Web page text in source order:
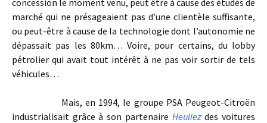
marché qui ne présageaient pas d’une clientèle suffisante,
ou peut-être à cause de la technologie dont l’autonomie ne
dépassait pas les 80km… Voire, pour certains, du lobby
pétrolier qui avait tout intérêt à ne pas voir sortir de tels
véhicules…
Mais, en 1994, le groupe PSA Peugeot-Citroën
industrialisait grâce à son partenaire Heuliez des voitures